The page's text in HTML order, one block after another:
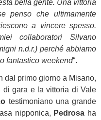
bella gente. Una vittoria
penso che ultimamente
a vincere spesso.
collaboratori Silvano
n.d.r.) perché abbiamo
fantastico weekend“.
dal primo giorno a Misano,
gara e la vittoria di Vale
testimoniano una grande
nipponica, Pedrosa ha